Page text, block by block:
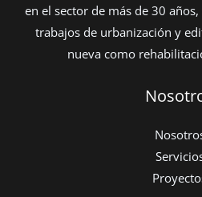
en el sector de más de 30
trabajos de urbanización y
nueva como